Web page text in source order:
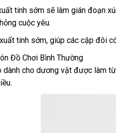
tinh sớm nhận
hàng
sẽ làm gián đoạn
cuộc yêu.
tinh sớmmới
nhất
, giúp phụ
kiện
các cặp đôi
Đồ Chơi Bình Thường
dành cho dương vật lắp
được làm từ